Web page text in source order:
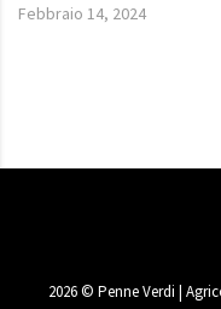
Febbraio 14, 2024
2026© Penne Verdi |